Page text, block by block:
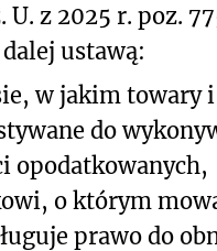
U. z 2025 r. poz.
ustawą:
w jakim towary i
do
opodatkowanych,
o którym
prawo do